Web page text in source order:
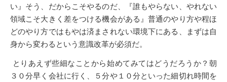
い』そう、だからこそやるのだ、『誰もやらない、やれない
領域こそ大きく差をつける機会がある』普通のやり方や程ほ
どのやり方ではもやは済まされない環境下にある、まずは自
身から変わるという意識改革が必須だ。
とりあえず些細なことから始めてみてはどうだろうか？朝
３０分早く会社に行く、５分や１０分といった細切れ時間を